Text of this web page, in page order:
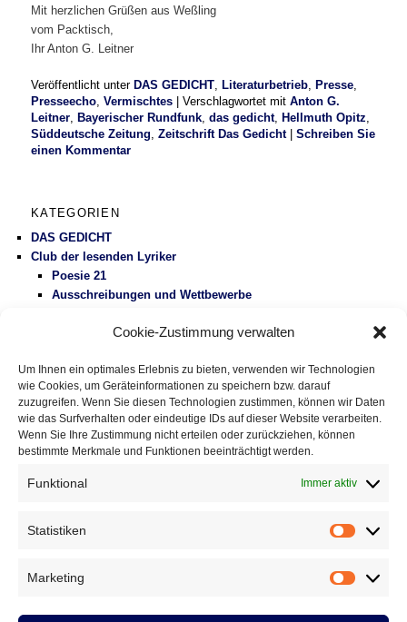
Cookie-Zustimmung verwalten
Um Ihnen ein optimales Erlebnis zu bieten, verwenden wir Technologien
wie Cookies, um Geräteinformationen zu speichern bzw. darauf
zuzugreifen. Wenn Sie diesen Technologien zustimmen, können wir Daten
wie das Surfverhalten oder eindeutige IDs auf dieser Website verarbeiten.
Wenn Sie Ihre Zustimmung nicht erteilen oder zurückziehen, können
bestimmte Merkmale und Funktionen beeinträchtigt werden.
Funktional Immer aktiv
Statistiken
Marketing
Marketing
Mit herzlichen Grüßen aus Weßling
vom Packtisch,
Ihr Anton G. Leitner
Veröffentlicht unter DAS GEDICHT, Literaturbetrieb, Presse,
Presseecho,Vermischtes |Verschlagwortet mit Anton G.
Leitner, Bayerischer Rundfunk,das gedicht, Hellmuth Opitz,
Süddeutsche Zeitung,Zeitschrift Das Gedicht |Schreiben Sie
einen Kommentar
KATEGORIEN
DAS GEDICHT
Club der lesenden Lyriker
Poesie 21
Ausschreibungen und Wettbewerbe
Gesundheitspolitik
Vermischtes
DAS GEDICHT BLOG
Celan – Das Auge von Celan« von Susana Szwarc
August 2026
Achim Raven